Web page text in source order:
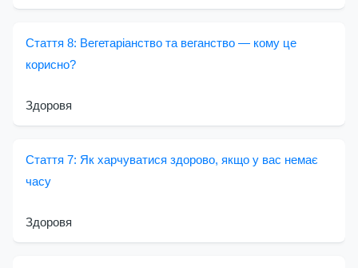
Стаття 8: Вегетаріанство та веганство — кому це
корисно?
Здоровя
Стаття 7: Як харчуватися здорово, якщо у вас немає
часу
Здоровя